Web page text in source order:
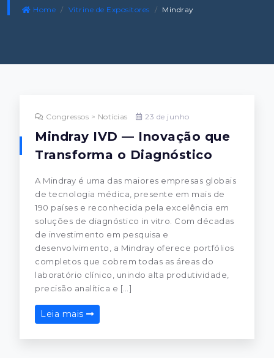
Home Vitrine de Expositores Mindray
Congressos > Notícias 23 de junho
Mindray IVD — Inovação que
Transforma o Diagnóstico
A Mindray é uma das maiores empresas globais
de tecnologia médica, presente em mais de
190 países e reconhecida pela excelência em
soluções de diagnóstico in vitro. Com décadas
de investimento em pesquisa e
desenvolvimento, a Mindray oferece portfólios
completos que cobrem todas as áreas do
laboratório clínico, unindo alta produtividade,
precisão analítica e […]
Leia mais